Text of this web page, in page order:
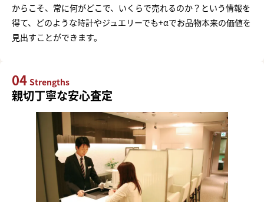
からこそ、常に何がどこで、いくらで売れるのか？という情報を
得て、どのような時計やジュエリーでも+αでお品物本来の価値を
見出すことができます。
04 Strengths
親切丁寧な安心査定